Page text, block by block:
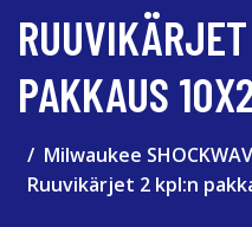
PAKKAUS
Milwaukee
Ruuvikärjet 2 kpl:n